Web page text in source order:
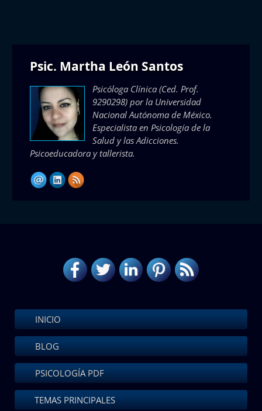
Psic. Martha León Santos
Psicóloga Clínica (Ced. Prof.
9290298) por la Universidad
Nacional Autónoma de México.
Especialista en Psicología de la
Salud y las Adicciones.
Psicoeducadora y tallerista.
INICIO
BLOG
PSICOLOGÍA PDF
TEMAS PRINCIPALES